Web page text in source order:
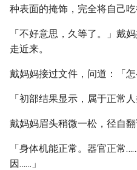
种表面的掩饰，完全将自己吃
「不好意思，久等了。」戴
走近来。
戴妈妈接过文件，问道：「怎
「初部结果显示，属于正常
戴妈妈眉头稍微一松，径自翻
「身体机能正常。器官正常
因……」